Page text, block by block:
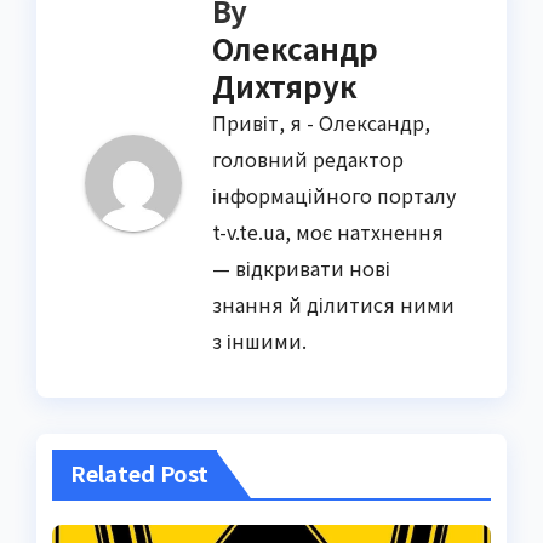
By
Олександр
Дихтярук
Привіт, я - Олександр,
головний редактор
інформаційного порталу
t-v.te.ua, моє натхнення
— відкривати нові
знання й ділитися ними
з іншими.
Related Post